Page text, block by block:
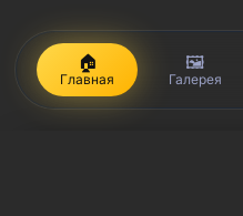
🏠
Главная
🖼️
Галерея